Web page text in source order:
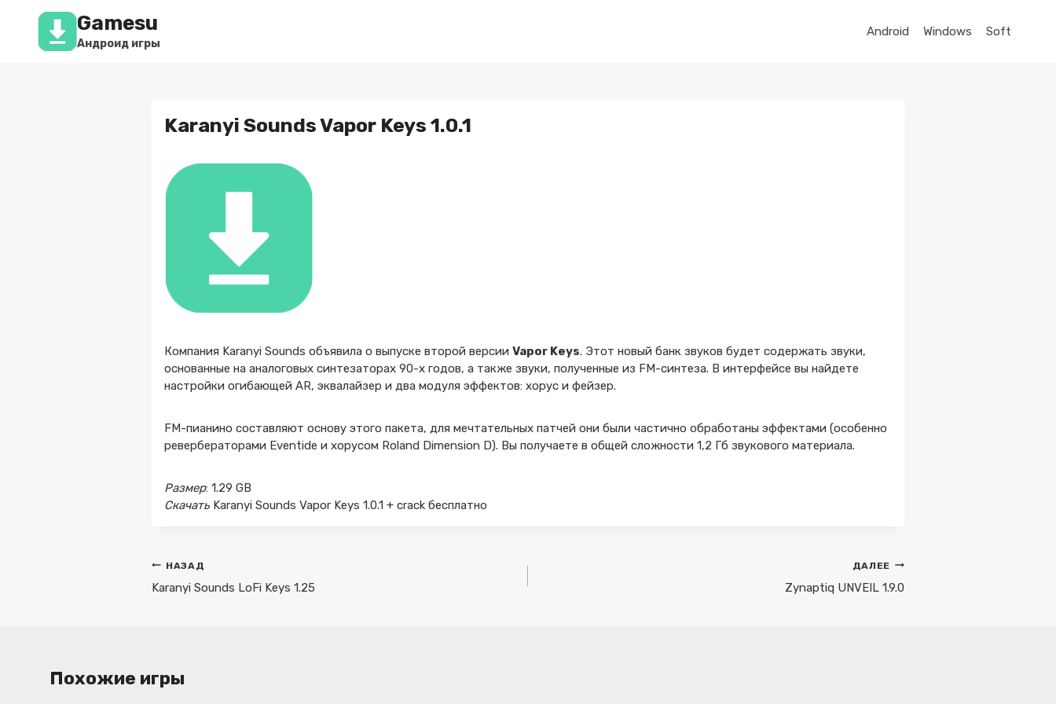
Перейти
содержимому
Gamesu
Андроид игры
Android Windows Soft
Karanyi Sounds Vapor Keys 1.0.1
Компания Karanyi Sounds объявила о выпуске второй версииVapor Keys. Этот новый банк звуков будет содержать звуки,
основанные на аналоговых синтезаторах 90-х годов, а также звуки, полученные из FM-синтеза. В интерфейсе вы найдете
настройки огибающей AR, эквалайзер и два модуля эффектов: хорус и фейзер.
FM-пианино составляют основу этого пакета, для мечтательных патчей они были частично обработаны эффектами (особенно
ревербераторами Eventide и хорусом Roland Dimension D). Вы получаете в общей сложности 1,2 Гб звукового материала.
Размер: 1.29 GB
Скачать Karanyi Sounds Vapor Keys 1.0.1 + crack бесплатно
Навигация
по
НАЗАД
Karanyi Sounds LoFi Keys 1.25
ДАЛЕЕ
Zynaptiq UNVEIL 1.9.0
Похожие игры